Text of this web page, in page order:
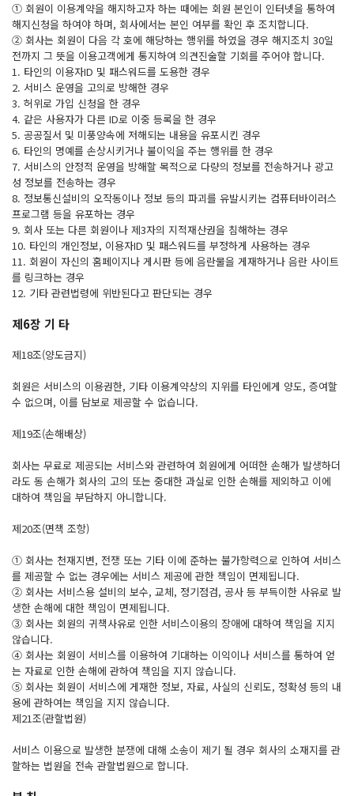
① 회원이 이용계약을 해지하고자 하는 때에는 회원 본인이 인터넷을 통하여
해지신청을 하여야 하며, 회사에서는 본인 여부를 확인 후 조치합니다.
② 회사는 회원이 다음 각 호에 해당하는 행위를 하였을 경우 해지조치 30일
전까지 그 뜻을 이용고객에게 통지하여 의견진술할 기회를 주어야 합니다.
1. 타인의 이용자ID 및 패스워드를 도용한 경우
2. 서비스 운영을 고의로 방해한 경우
3. 허위로 가입 신청을 한 경우
4. 같은 사용자가 다른 ID로 이중 등록을 한 경우
5. 공공질서 및 미풍양속에 저해되는 내용을 유포시킨 경우
6. 타인의 명예를 손상시키거나 불이익을 주는 행위를 한 경우
7. 서비스의 안정적 운영을 방해할 목적으로 다량의 정보를 전송하거나 광고
성 정보를 전송하는 경우
8. 정보통신설비의 오작동이나 정보 등의 파괴를 유발시키는 컴퓨터바이러스
프로그램 등을 유포하는 경우
9. 회사 또는 다른 회원이나 제3자의 지적재산권을 침해하는 경우
10. 타인의 개인정보, 이용자ID 및 패스워드를 부정하게 사용하는 경우
11. 회원이 자신의 홈페이지나 게시판 등에 음란물을 게재하거나 음란 사이트
를 링크하는 경우
12. 기타 관련법령에 위반된다고 판단되는 경우
제6장 기 타
제18조(양도금지)
회원은 서비스의 이용권한, 기타 이용계약상의 지위를 타인에게 양도, 증여할
수 없으며, 이를 담보로 제공할 수 없습니다.
제19조(손해배상)
회사는 무료로 제공되는 서비스와 관련하여 회원에게 어떠한 손해가 발생하더
라도 동 손해가 회사의 고의 또는 중대한 과실로 인한 손해를 제외하고 이에
대하여 책임을 부담하지 아니합니다.
제20조(면책 조항)
① 회사는 천재지변, 전쟁 또는 기타 이에 준하는 불가항력으로 인하여 서비스
를 제공할 수 없는 경우에는 서비스 제공에 관한 책임이 면제됩니다.
② 회사는 서비스용 설비의 보수, 교체, 정기점검, 공사 등 부득이한 사유로 발
생한 손해에 대한 책임이 면제됩니다.
③ 회사는 회원의 귀책사유로 인한 서비스이용의 장애에 대하여 책임을 지지
않습니다.
④ 회사는 회원이 서비스를 이용하여 기대하는 이익이나 서비스를 통하여 얻
는 자료로 인한 손해에 관하여 책임을 지지 않습니다.
⑤ 회사는 회원이 서비스에 게재한 정보, 자료, 사실의 신뢰도, 정확성 등의 내
용에 관하여는 책임을 지지 않습니다.
제21조(관할법원)
서비스 이용으로 발생한 분쟁에 대해 소송이 제기 될 경우 회사의 소재지를 관
할하는 법원을 전속 관할법원으로 합니다.